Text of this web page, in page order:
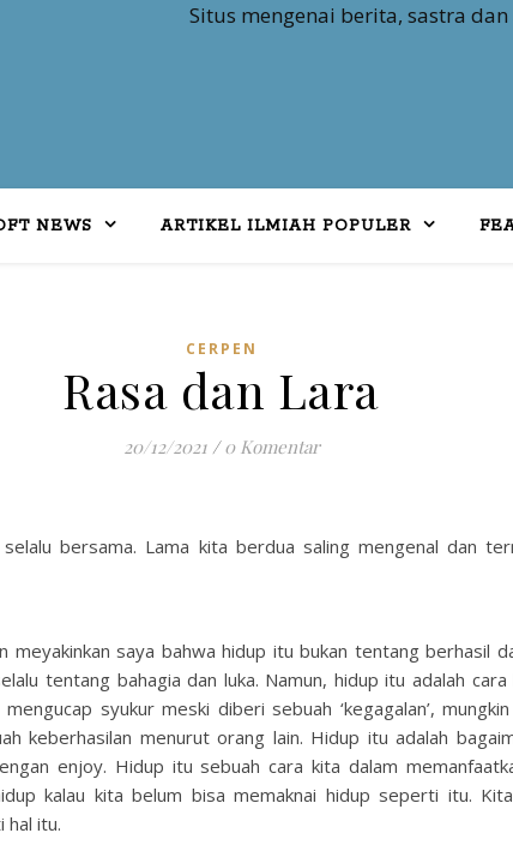
Situs mengenai berita, sastra
NEWS ARTIKEL ILMIAH POPULER
CERPEN
Rasa dan Lara
20/12/2021 / 0 Komentar
bersama. Lama kita berdua saling mengenal dan
meyakinkan saya bahwa hidup itu bukan tentang berhasil
tentang bahagia dan luka. Namun, hidup itu adalah
syukur meski diberi sebuah ‘kegagalan’,
keberhasilan menurut orang lain. Hidup itu adalah
enjoy. Hidup itu sebuah cara kita dalam
kalau kita belum bisa memaknai hidup seperti itu.
hal itu.